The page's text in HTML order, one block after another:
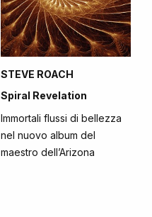
STEVE ROACH
Spiral Revelation
Immortali flussi di bellezza
nel nuovo album del
maestro dell’Arizona